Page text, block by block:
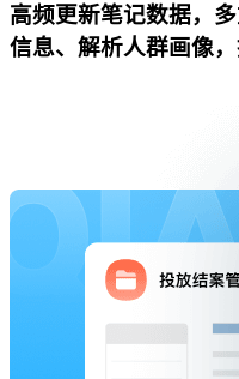
高频更新笔记数据，
信息、解析人群画像，